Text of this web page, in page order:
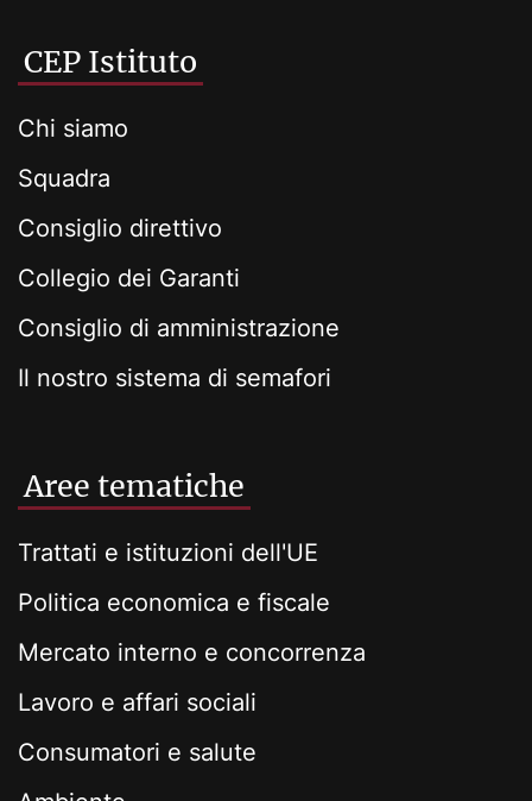
CEP Istituto
Chi siamo
Squadra
Consiglio direttivo
Collegio dei Garanti
Consiglio di amministrazione
Il nostro sistema di semafori
Aree tematiche
Trattati e istituzioni dell'UE
Politica economica e fiscale
Mercato interno e concorrenza
Lavoro e affari sociali
Consumatori e salute